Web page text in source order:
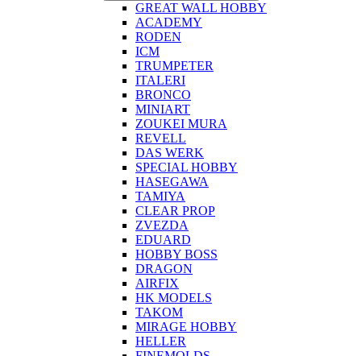
GREAT WALL HOBBY
ACADEMY
RODEN
ICM
TRUMPETER
ITALERI
BRONCO
MINIART
ZOUKEI MURA
REVELL
DAS WERK
SPECIAL HOBBY
HASEGAWA
TAMIYA
CLEAR PROP
ZVEZDA
EDUARD
HOBBY BOSS
DRAGON
AIRFIX
HK MODELS
TAKOM
MIRAGE HOBBY
HELLER